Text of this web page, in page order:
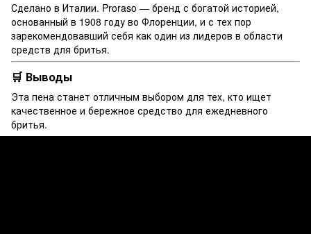
Сделано в Италии. Proraso — бренд с богатой историей,
основанный в 1908 году во Флоренции, и с тех пор
зарекомендовавший себя как один из лидеров в области
средств для бритья.
🛒 Выводы
Эта пена станет отличным выбором для тех, кто ищет
качественное и бережное средство для ежедневного
бритья.